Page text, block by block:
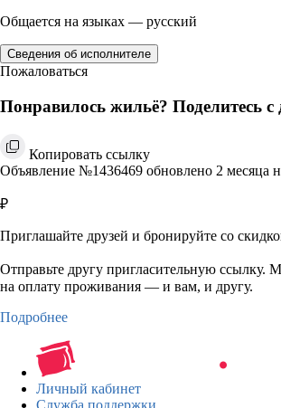
Общается на языках — русский
Сведения об исполнителе
Пожаловаться
Понравилось жильё? Поделитесь с
Копировать ссылку
Объявление №1436469 обновлено 2 месяца
₽
Приглашайте друзей и бронируйте со
Отправьте другу пригласительную ссылку.
на оплату проживания — и вам, и другу.
Подробнее
Личный кабинет
Служба поддержки